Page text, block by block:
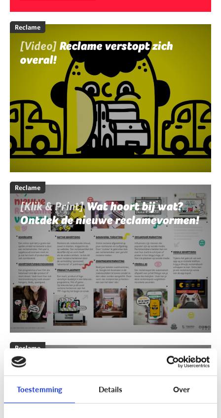
Toestemming Details Over
Reclame
[Video] Reclame verstopt zich
overal!
Reclame
[Klik & Print]Wat hoort bij wat?
Ontdek de nieuwe reclamevormen!
Reclame
[Klik & Print]